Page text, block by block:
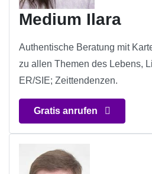
Medium Ilara
Authentische Beratung mit
zu allen Themen des Lebens,
ER/SIE; Zeittendenzen.
Gratis anrufen